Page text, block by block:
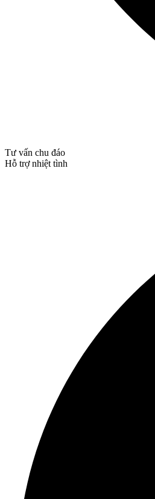
Tư vấn chu đáo
Hỗ trợ nhiệt tình